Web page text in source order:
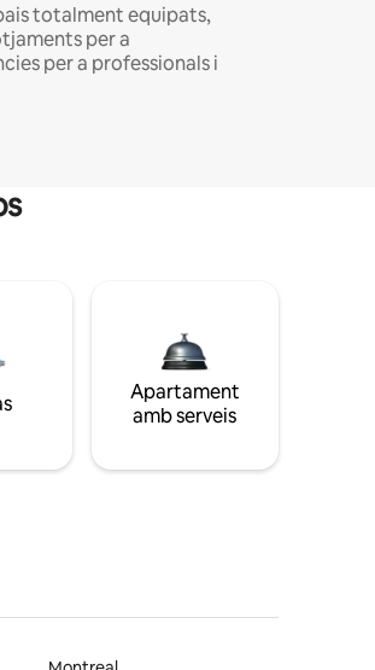
totalment equipats,
per a
per a professionals i
Apartament
amb serveis